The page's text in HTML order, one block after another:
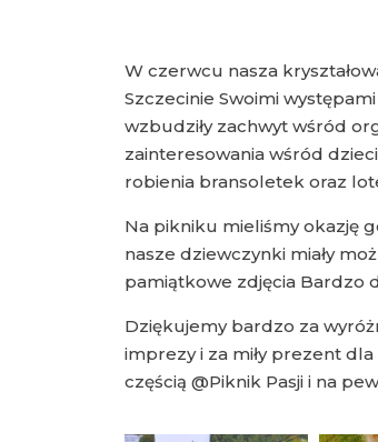
W czerwcu nasza
Szczecinie Swoimi
wzbudziły zachwyt wśród
zainteresowania wśród
robienia bransoletek oraz
Na pikniku mieliśmy okazję
nasze dziewczynki miały
pamiątkowe zdjęcia Bardzo
Dziękujemy bardzo za
imprezy i za miły prezent
częścią @Piknik Pasji i na